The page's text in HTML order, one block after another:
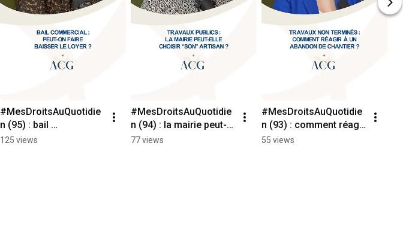
#MesDroitsAuQuotidie
n (95) : bail
commercial, peut-on
125 views
#MesDroitsAuQuotidie
n (94) : la mairie peut-
elle choisir son artisan
77 views
#MesDroitsAuQuotidie
n (93) : comment réagir
à un abandon de
55 views